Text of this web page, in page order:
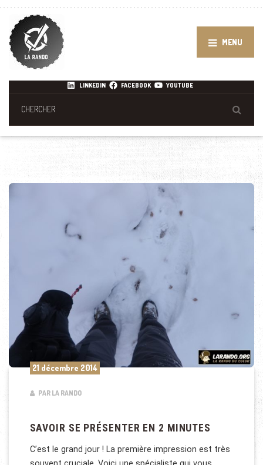
MENU
LINKEDIN FACEBOOK YOUTUBE
21 décembre 2014
PAR LA RANDO
SAVOIR SE PRÉSENTER EN 2 MINUTES
C’est le grand jour ! La première impression est très